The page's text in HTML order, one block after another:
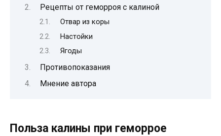
Рецепты от геморроя с калиной
Отвар из коры
Настойки
Ягоды
Противопоказания
Мнение автора
Польза калины при геморрое